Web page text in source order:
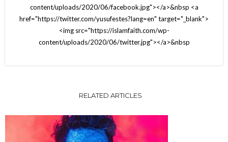
content/uploads/2020/06/facebook.jpg"></a>&nbsp <a
href="https://twitter.com/yusufestes?lang=en" target="_blank">
<img src="https://islamfaith.com/wp-
content/uploads/2020/06/twitter.jpg"></a>&nbsp
RELATED ARTICLES